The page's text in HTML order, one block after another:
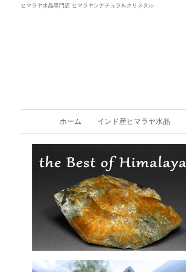
ヒマラヤ水晶専門店 ヒマラヤンナチュラルクリスタル
ホーム インド産ヒマラヤ水晶